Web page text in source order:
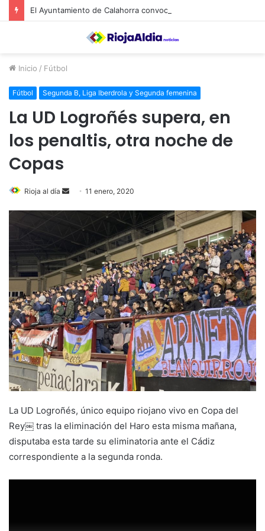
Inicio / Fútbol
Fútbol Segunda B, Liga Iberdrola y Segunda femenina
La UD Logroñés supera, en
los penaltis, otra noche de
Copas
Rioja al día
n
e
m
a
i
l
11 enero, 2020
La UD Logroñés, único equipo riojano vivo en Copa del
Rey￼ tras la eliminación del Haro esta misma mañana,
disputaba esta tarde su eliminatoria ante el Cádiz
correspondiente a la segunda ronda.